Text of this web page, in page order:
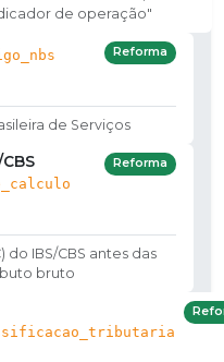
de operação"
Reforma
de Serviços
Reforma
do IBS/CBS antes das
bruto